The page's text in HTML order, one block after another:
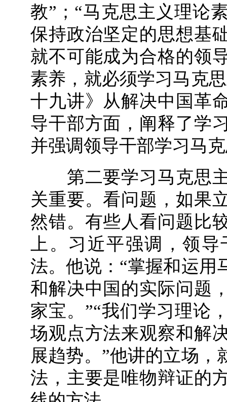
教”；“马克思主义理论
保持政治坚定的思想基
就不可能成为合格的领
素养，就必须学习马克
十九讲》从解决中国革
导干部方面，阐释了学
并强调领导干部学习马
第二要学习马克思主
关重要。看问题，如果
然错。有些人看问题比
上。习近平强调，领
法。他说：“掌握和运用
和解决中国的实际问题
家宝。”“我们学习理论
场观点方法来观察和解
展趋势。”他讲的立场，
法，主要是唯物辩证的